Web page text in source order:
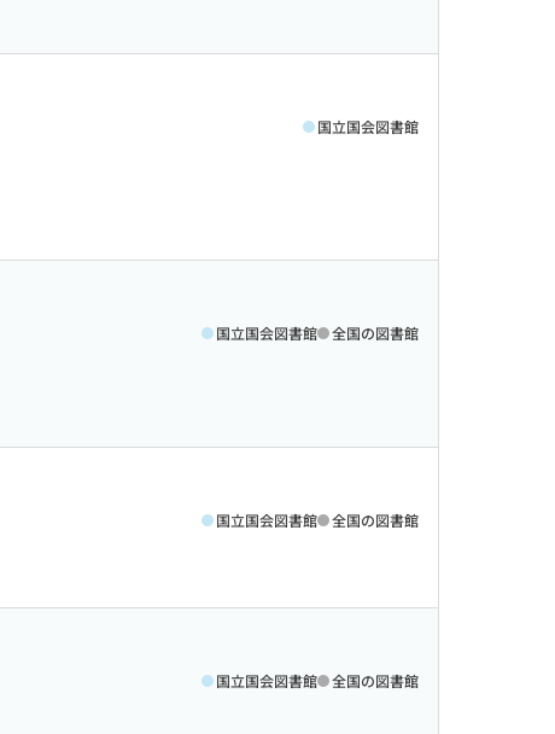
国立国会図書館
国立国会図書館 全国の図書館
国立国会図書館 全国の図書館
国立国会図書館 全国の図書館